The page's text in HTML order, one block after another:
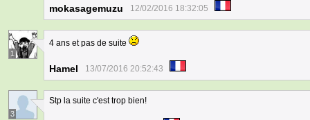
mokasagemuzu 12/02/2016 18:32:05
1
4 ans et pas de suite
Hamel 13/07/2016 20:52:43
3
Stp la suite c'est trop bien!